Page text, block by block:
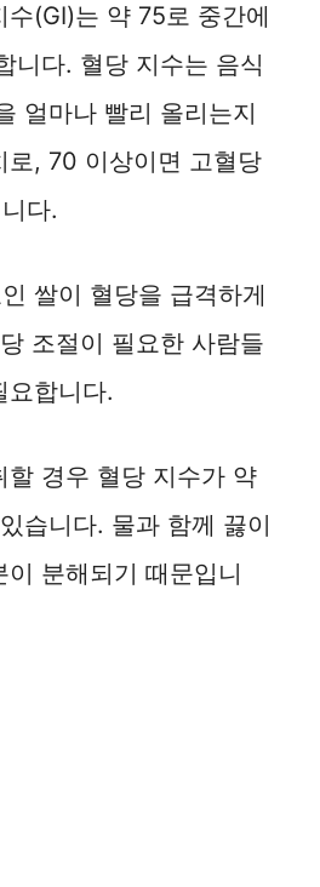
i
d
e
(GI)는 약 75로 중간에
니다. 혈당 지수는 음식
얼마나 빨리 올리는지
로, 70 이상이면 고혈당
다.
쌀이 혈당을 급격하게
조절이 필요한 사람들
요합니다.
할 경우 혈당 지수가 약
습니다. 물과 함께 끓이
분해되기 때문입니